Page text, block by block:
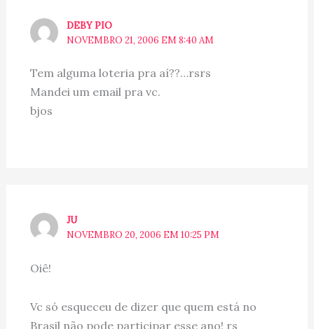
DEBY PIO
NOVEMBRO 21, 2006 EM 8:40 AM
Tem alguma loteria pra aí??…rsrs
Mandei um email pra vc.
bjos
JU
NOVEMBRO 20, 2006 EM 10:25 PM
Oiê!
Vc só esqueceu de dizer que quem está no
Brasil não pode participar esse ano! rs